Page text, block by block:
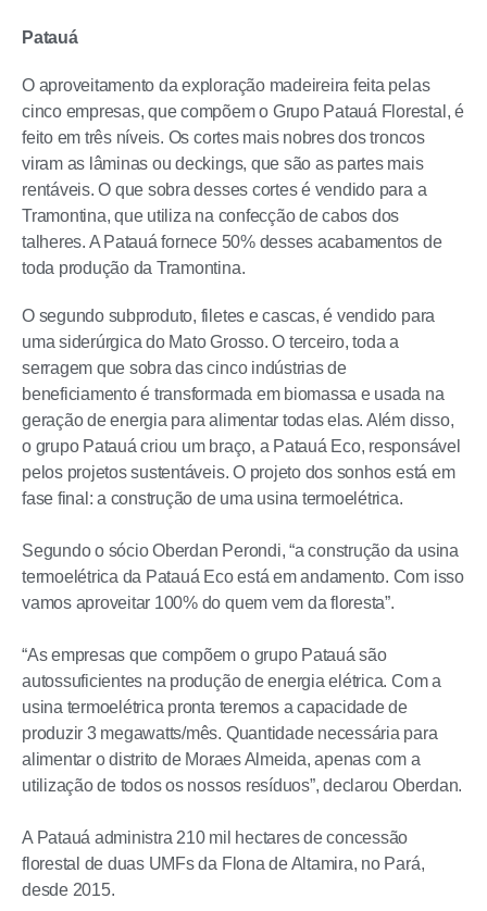
Patauá
O aproveitamento da exploração madeireira feita pelas
cinco empresas, que compõem o Grupo Patauá Florestal, é
feito em três níveis. Os cortes mais nobres dos troncos
viram as lâminas ou deckings, que são as partes mais
rentáveis. O que sobra desses cortes é vendido para a
Tramontina, que utiliza na confecção de cabos dos
talheres. A Patauá fornece 50% desses acabamentos de
toda produção da Tramontina.
O segundo subproduto, filetes e cascas, é vendido para
uma siderúrgica do Mato Grosso. O terceiro, toda a
serragem que sobra das cinco indústrias de
beneficiamento é transformada em biomassa e usada na
geração de energia para alimentar todas elas. Além disso,
o grupo Patauá criou um braço, a Patauá Eco, responsável
pelos projetos sustentáveis. O projeto dos sonhos está em
fase final: a construção de uma usina termoelétrica.
Segundo o sócio Oberdan Perondi, “a construção da usina
termoelétrica da Patauá Eco está em andamento. Com isso
vamos aproveitar 100% do quem vem da floresta”.
“As empresas que compõem o grupo Patauá são
autossuficientes na produção de energia elétrica. Com a
usina termoelétrica pronta teremos a capacidade de
produzir 3 megawatts/mês. Quantidade necessária para
alimentar o distrito de Moraes Almeida, apenas com a
utilização de todos os nossos resíduos”, declarou Oberdan.
A Patauá administra 210 mil hectares de concessão
florestal de duas UMFs da Flona de Altamira, no Pará,
desde 2015.